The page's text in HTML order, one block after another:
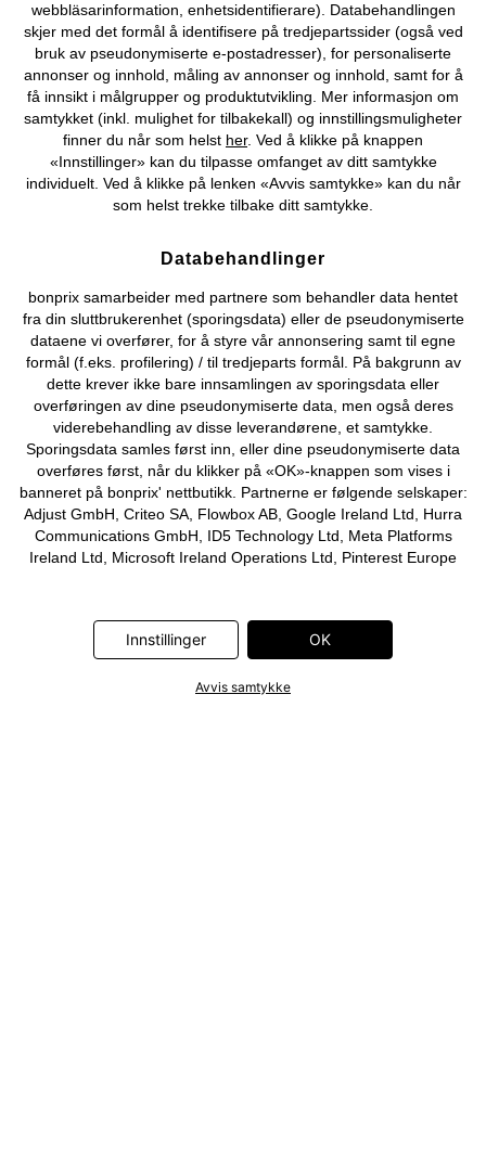
Du kan også finne oss på
Personopplysninger Cookie-innstillinger
Om Oss Angre kjøp
webbläsarinformation, enhetsidentifierare). Databehandlingen
skjer med det formål å identifisere på tredjepartssider (også ved
bruk av pseudonymiserte e-postadresser), for personaliserte
annonser og innhold, måling av annonser og innhold, samt for å
få innsikt i målgrupper og produktutvikling. Mer informasjon om
samtykket (inkl. mulighet for tilbakekall) og innstillingsmuligheter
finner du når som helst her. Ved å klikke på knappen
«Innstillinger» kan du tilpasse omfanget av ditt samtykke
individuelt. Ved å klikke på lenken «Avvis samtykke» kan du når
som helst trekke tilbake ditt samtykke.
Databehandlinger
bonprix samarbeider med partnere som behandler data hentet
fra din sluttbrukerenhet (sporingsdata) eller de pseudonymiserte
dataene vi overfører, for å styre vår annonsering samt til egne
formål (f.eks. profilering) / til tredjeparts formål. På bakgrunn av
dette krever ikke bare innsamlingen av sporingsdata eller
overføringen av dine pseudonymiserte data, men også deres
viderebehandling av disse leverandørene, et samtykke.
Sporingsdata samles først inn, eller dine pseudonymiserte data
overføres først, når du klikker på «OK»-knappen som vises i
banneret på bonprix' nettbutikk. Partnerne er følgende selskaper:
Adjust GmbH, Criteo SA, Flowbox AB, Google Ireland Ltd, Hurra
Communications GmbH, ID5 Technology Ltd, Meta Platforms
Ireland Ltd, Microsoft Ireland Operations Ltd, Pinterest Europe
databehandlingene utført av disse partnerne finner du i
personvernerklæringen. Informasjonen er også tilgjengelig via en
Innstillinger OK
Avvis samtykke